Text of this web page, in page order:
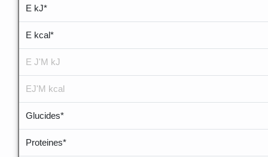
E kJ*
E kcal*
E J'M kJ
EJ'M kcal
Glucides*
Proteines*